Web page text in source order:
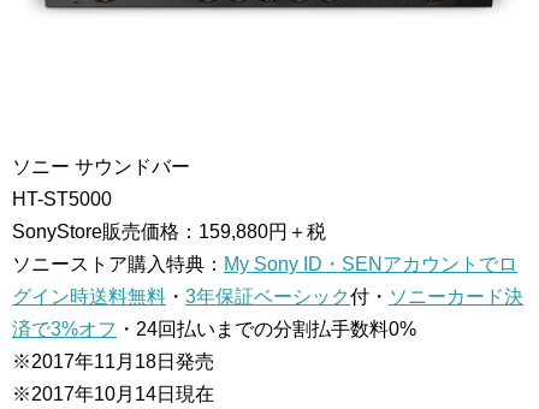
ソニー サウンドバー
HT-ST5000
SonyStore販売価格：159,880円＋税
ソニーストア購入特典： My Sony ID・SENアカウントでロ
グイン時送料無料 ・ 3年保証ベーシック付・ ソニーカード決
済で3%オフ ・24回払いまでの分割払手数料0%
※2017年11月18日発売
※2017年10月14日現在